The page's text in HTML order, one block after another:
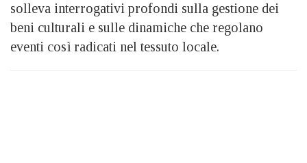
solleva interrogativi profondi sulla gestione dei
beni culturali e sulle dinamiche che regolano
eventi così radicati nel tessuto locale.